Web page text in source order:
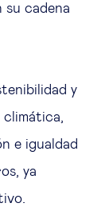
su cadena
y
e igualdad
ya